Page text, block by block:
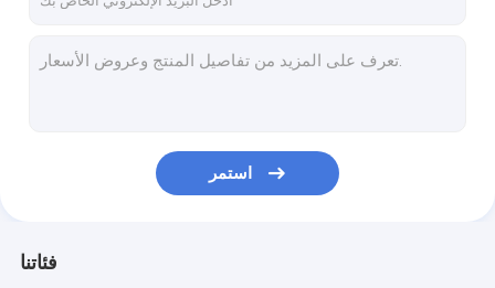
اللحام الصناعي MIG
استمر
فئاتنا